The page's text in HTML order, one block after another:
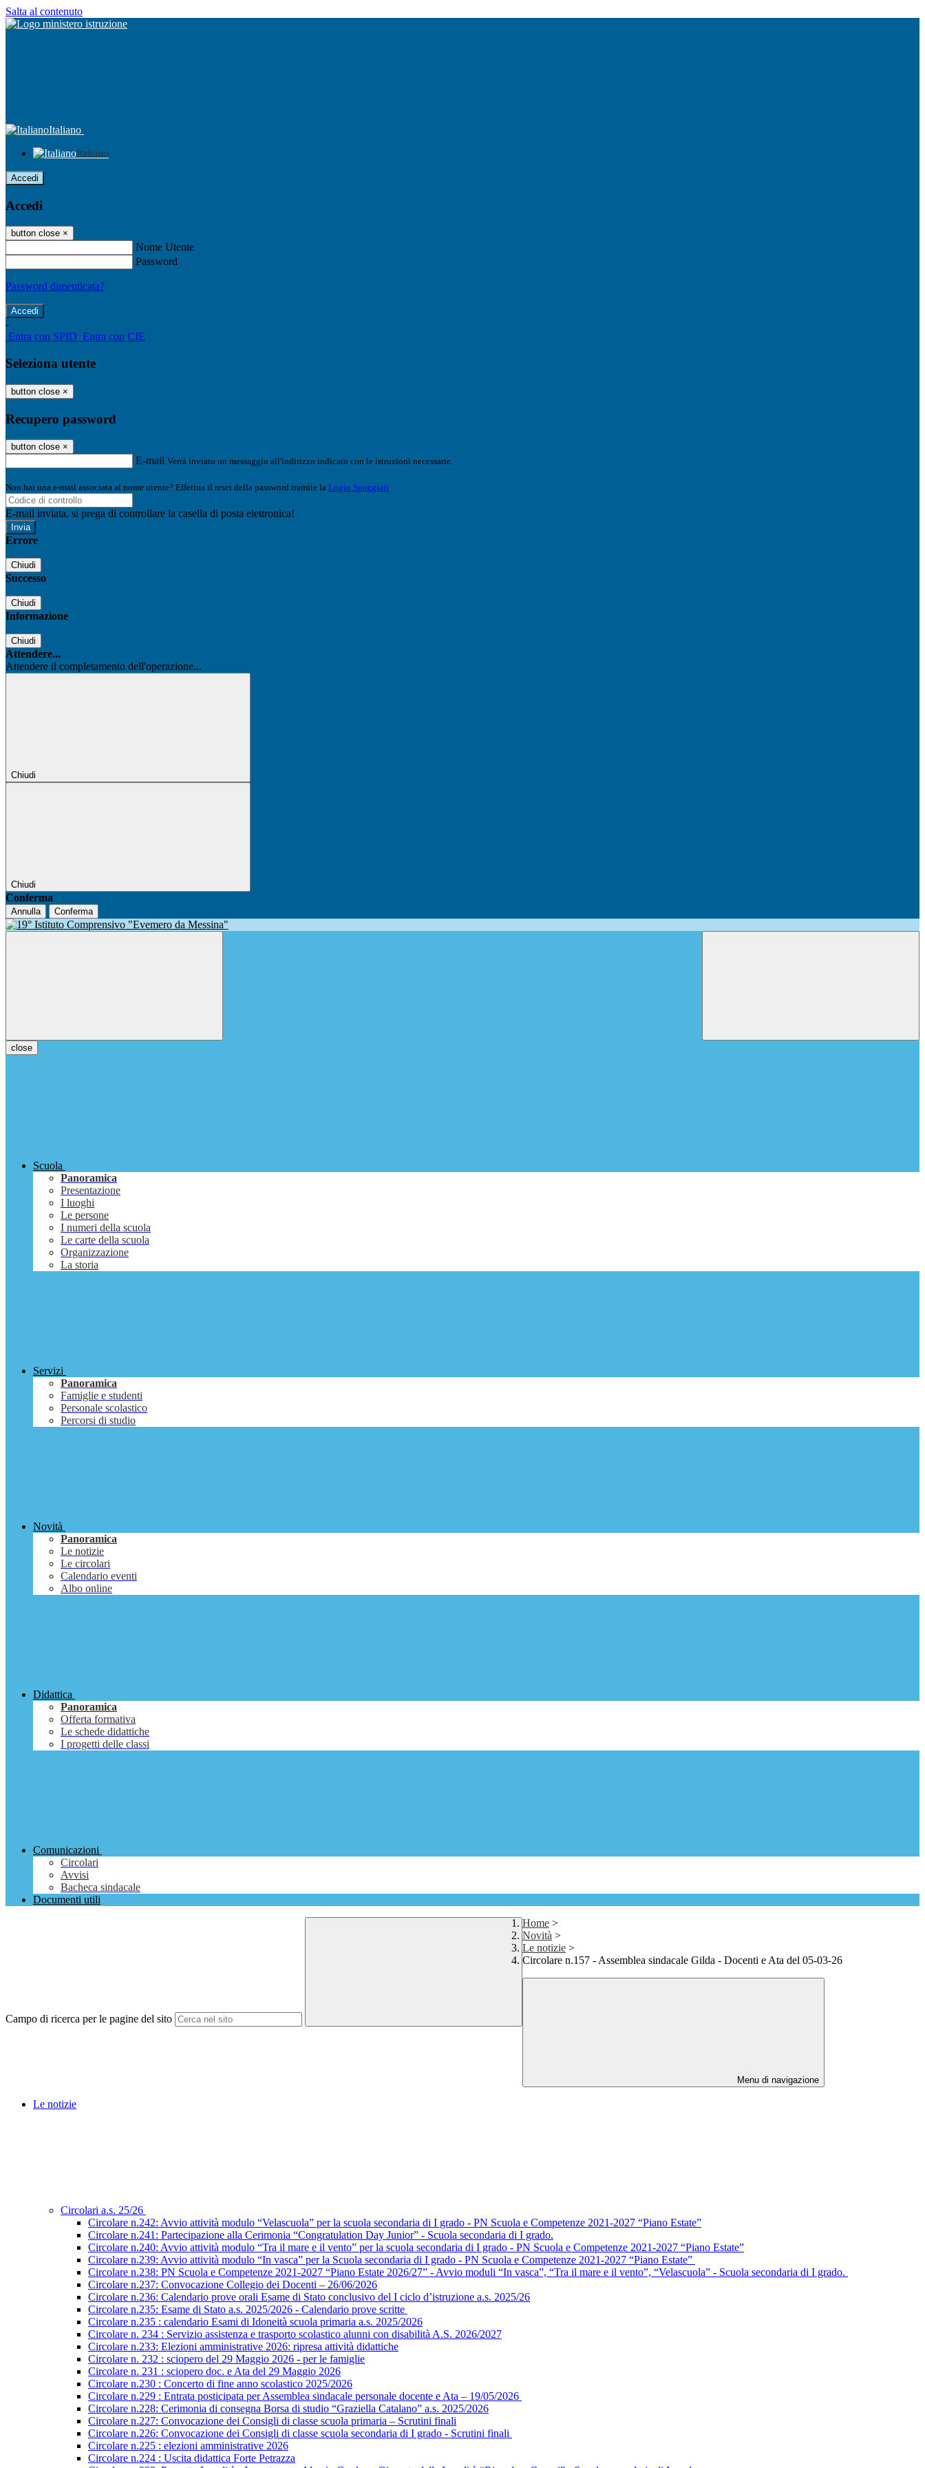
Salta al contenuto
Italiano
Italiano
Accedi
Accedi
button close ×
Nome Utente
Password
Password dimenticata?
-
Entra con SPID Entra con CIE
Seleziona utente
button close ×
Recupero password
button close ×
E-mail Verrà inviato un messaggio all'indirizzo indicato con le istruzioni necessarie.
Non hai una e-mail associata al nome utente? Effettua il reset della password tramite la Login Spaggiari
E-mail inviata, si prega di controllare la casella di posta elettronica!
Errore
Chiudi
Successo
Chiudi
Informazione
Chiudi
Attendere...
Attendere il completamento dell'operazione...
Chiudi
Chiudi
Conferma
Annulla Conferma
close
Scuola
Panoramica
Presentazione
I luoghi
Le persone
I numeri della scuola
Le carte della scuola
Organizzazione
La storia
Servizi
Panoramica
Famiglie e studenti
Personale scolastico
Percorsi di studio
Novità
Panoramica
Le notizie
Le circolari
Calendario eventi
Albo online
Didattica
Panoramica
Offerta formativa
Le schede didattiche
I progetti delle classi
Comunicazioni
Circolari
Avvisi
Bacheca sindacale
Documenti utili
Campo di ricerca per le pagine del sito
Home >
Novità >
Le notizie >
Circolare n.157 - Assemblea sindacale Gilda - Docenti e Ata del 05-03-26
Menu di navigazione
Le notizie
Circolari a.s. 25/26
Circolare n.242: Avvio attività modulo “Velascuola” per la scuola secondaria di I grado - PN Scuola e Competenze 2021-2027 “Piano Estate”
Circolare n.241: Partecipazione alla Cerimonia “Congratulation Day Junior” - Scuola secondaria di I grado.
Circolare n.240: Avvio attività modulo “Tra il mare e il vento” per la scuola secondaria di I grado - PN Scuola e Competenze 2021-2027 “Piano Estate”
Circolare n.239: Avvio attività modulo “In vasca” per la Scuola secondaria di I grado - PN Scuola e Competenze 2021-2027 “Piano Estate”
Circolare n.238: PN Scuola e Competenze 2021-2027 “Piano Estate 2026/27” - Avvio moduli “In vasca”, “Tra il mare e il vento”, “Velascuola” - Scuola secondaria di I grado.
Circolare n.237: Convocazione Collegio dei Docenti – 26/06/2026
Circolare n.236: Calendario prove orali Esame di Stato conclusivo del I ciclo d’istruzione a.s. 2025/26
Circolare n.235: Esame di Stato a.s. 2025/2026 - Calendario prove scritte
Circolare n.235 : calendario Esami di Idoneità scuola primaria a.s. 2025/2026
Circolare n. 234 : Servizio assistenza e trasporto scolastico alunni con disabilità A.S. 2026/2027
Circolare n.233: Elezioni amministrative 2026: ripresa attività didattiche
Circolare n. 232 : sciopero del 29 Maggio 2026 - per le famiglie
Circolare n. 231 : sciopero doc. e Ata del 29 Maggio 2026
Circolare n.230 : Concerto di fine anno scolastico 2025/2026
Circolare n.229 : Entrata posticipata per Assemblea sindacale personale docente e Ata – 19/05/2026
Circolare n.228: Cerimonia di consegna Borsa di studio “Graziella Catalano” a.s. 2025/2026
Circolare n.227: Convocazione dei Consigli di classe scuola primaria – Scrutini finali
Circolare n.226: Convocazione dei Consigli di classe scuola secondaria di I grado - Scrutini finali
Circolare n.225 : elezioni amministrative 2026
Circolare n.224 : Uscita didattica Forte Petrazza